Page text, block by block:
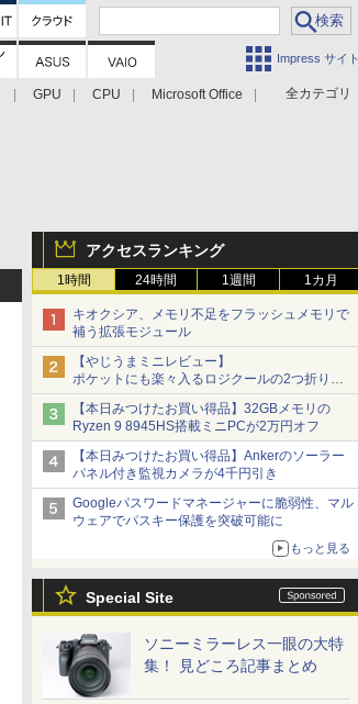
Impress サイト
全カテゴリ
GPU CPU
Microsoft Office
アクセスランキング
1時間 24時間 1週間 1カ月
キオクシア、メモリ不足をフラッシュメモリで
補う拡張モジュール
【やじうまミニレビュー】
ポケットにも楽々入るロジクールの2つ折りマ
ウス「Mobi Fold」。その気になるギミックと
は？
【本日みつけたお買い得品】32GBメモリの
Ryzen 9 8945HS搭載ミニPCが2万円オフ
【本日みつけたお買い得品】Ankerのソーラー
パネル付き監視カメラが4千円引き
Googleパスワードマネージャーに脆弱性、マル
ウェアでパスキー保護を突破可能に
もっと見る
Special Site
ソニーミラーレス一眼の大特
集！ 見どころ記事まとめ